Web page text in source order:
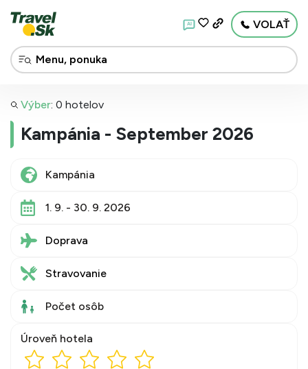
AI VOLAŤ
Výber: 0 hotelov
Kampánia - September 2026
1. 9. - 30. 9. 2026
Doprava
Stravovanie
Počet osôb
Úroveň hotela